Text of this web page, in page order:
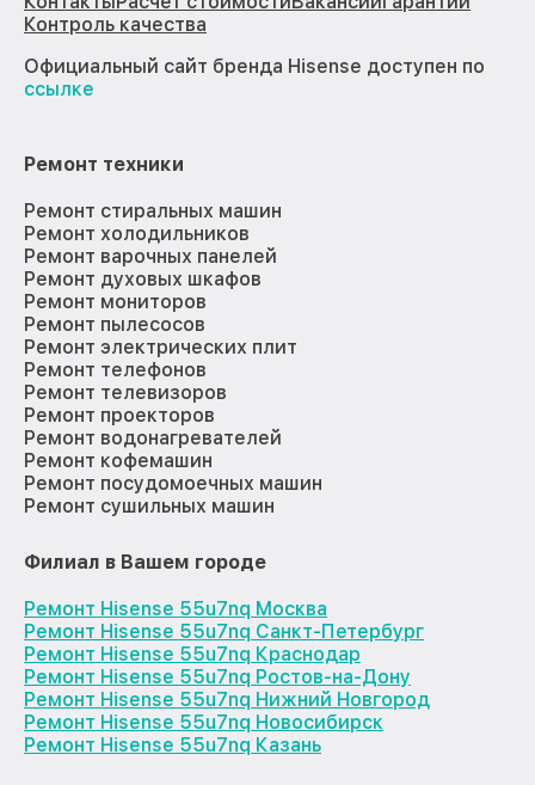
Контроль качества
Официальный сайт бренда Hisense доступен по
ссылке
Ремонт техники
Ремонт стиральных машин
Ремонт холодильников
Ремонт варочных панелей
Ремонт духовых шкафов
Ремонт мониторов
Ремонт пылесосов
Ремонт электрических плит
Ремонт телефонов
Ремонт телевизоров
Ремонт проекторов
Ремонт водонагревателей
Ремонт кофемашин
Ремонт посудомоечных машин
Ремонт сушильных машин
Филиал в Вашем городе
Ремонт Hisense 55u7nq Москва
Ремонт Hisense 55u7nq Санкт-Петербург
Ремонт Hisense 55u7nq Краснодар
Ремонт Hisense 55u7nq Ростов-на-Дону
Ремонт Hisense 55u7nq Нижний Новгород
Ремонт Hisense 55u7nq Новосибирск
Ремонт Hisense 55u7nq Казань